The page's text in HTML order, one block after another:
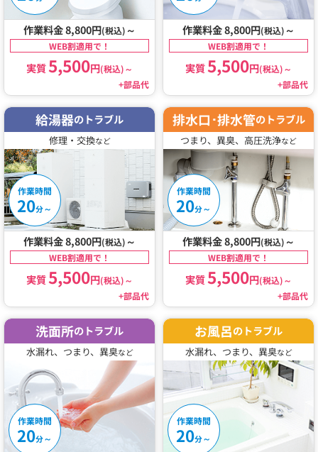
作業料金 8,800円(税込) ～
WEB割適用で！
実質5,500円(税込)～
+部品代
作業料金 8,800円(税込) ～
WEB割適用で！
実質5,500円(税込)～
+部品代
給湯器のトラブル
修理・交換など
作業時間
20分～
作業料金 8,800円(税込) ～
WEB割適用で！
実質5,500円(税込)～
+部品代
排水口･排水管のトラブル
つまり、異臭、高圧洗浄など
作業時間
20分～
作業料金 8,800円(税込) ～
WEB割適用で！
実質5,500円(税込)～
+部品代
洗面所のトラブル
水漏れ、つまり、異臭など
作業時間
20分～
お風呂のトラブル
水漏れ、つまり、異臭など
作業時間
20分～